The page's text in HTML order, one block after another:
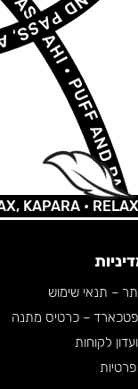
•RELAX,
– תנאי שימוש
– כרטיס מתנה
לקוחות
פרטיות